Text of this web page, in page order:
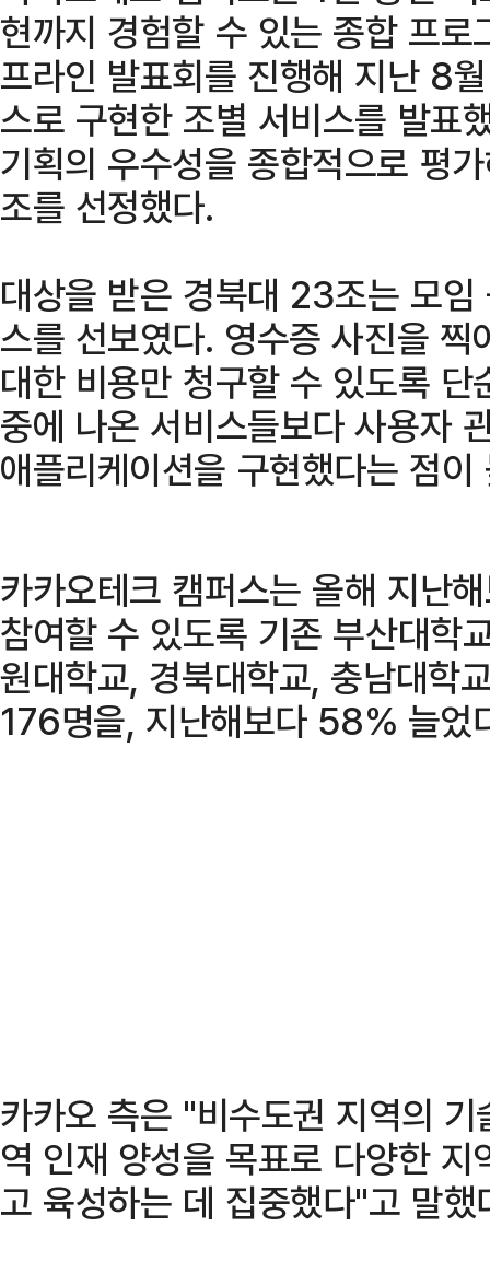
현까지 경험할 수 있는 종합 프
프라인 발표회를 진행해 지난 8
스로 구현한 조별 서비스를 발표
기획의 우수성을 종합적으로 평
조를 선정했다.
대상을 받은 경북대 23조는 모
스를 선보였다. 영수증 사진을
대한 비용만 청구할 수 있도록
중에 나온 서비스들보다 사용자
애플리케이션을 구현했다는 점
카카오테크 캠퍼스는 올해 지난
참여할 수 있도록 기존 부산대학
원대학교, 경북대학교, 충남대학
176명을, 지난해보다 58% 늘었
카카오 측은 "비수도권 지역의
역 인재 양성을 목표로 다양한
고 육성하는 데 집중했다"고 말했